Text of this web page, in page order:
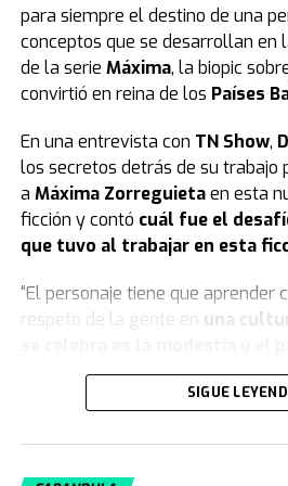
para siempre el destino de una
conceptos que se desarrollan en
de la serie Máxima, la biopic
convirtió en reina de los Países
En una entrevista con TN Show,
los secretos detrás de su trabajo
a Máxima Zorreguietaen esta
ficción y contó cuál fue el
que tuvo al trabajar en esta
“El personaje tiene que aprender
respeto de la gente en una
Qué es lo más difícil que
SIGUE